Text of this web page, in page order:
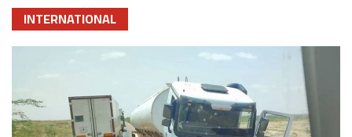
INTERNATIONAL